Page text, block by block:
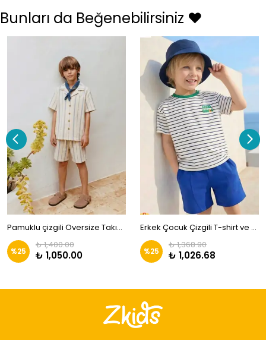
Bunları da Beğenebilirsiniz ❤️
Pamuklu çizgili Oversize Takım Zkids
%25
₺ 1,400.00
₺ 1,050.00
Erkek Çocuk Çizgili T-shirt ve Şort Takım |ZKİDS
%25
₺ 1,368.90
₺ 1,026.68